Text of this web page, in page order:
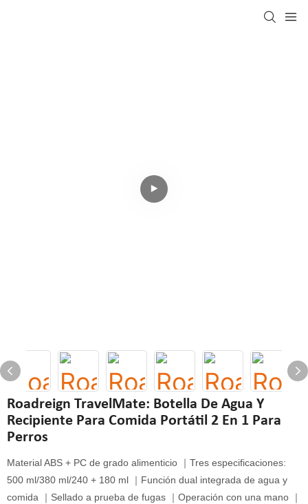
Roadreign TravelMate: Botella De Agua Y
Recipiente Para Comida Portátil 2 En 1 Para
Perros
Material ABS + PC de grado alimenticio ｜Tres especificaciones:
500 ml/380 ml/240 + 180 ml ｜Función dual integrada de agua y
comida ｜Sellado a prueba de fugas ｜Operación con una mano ｜